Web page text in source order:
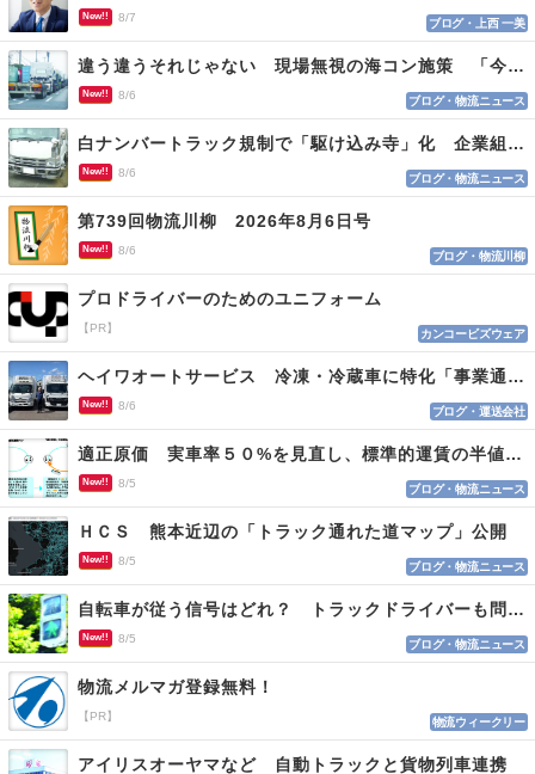
New!! 8/7 ブログ・上西 一美
違う違うそれじゃない 現場無視の海コン施策 「今でも平均２～３時間は待つ」
New!! 8/6 ブログ・物流ニュース
白ナンバートラック規制で「駆け込み寺」化 企業組合が入会基準を見直しへ
New!! 8/6 ブログ・物流ニュース
第739回物流川柳 2026年8月6日号
New!! 8/6 ブログ・物流川柳
プロドライバーのためのユニフォーム
【PR】 カンコービズウェア
ヘイワオートサービス 冷凍・冷蔵車に特化「事業通じ貢献目指す」
New!! 8/6 ブログ・運送会社
適正原価 実車率５０%を見直し、標準的運賃の半値の恐れも
New!! 8/5 ブログ・物流ニュース
ＨＣＳ 熊本近辺の「トラック通れた道マップ」公開
New!! 8/5 ブログ・物流ニュース
自転車が従う信号はどれ？ トラックドライバーも問われる認識
New!! 8/5 ブログ・物流ニュース
物流メルマガ登録無料！
【PR】 物流ウィークリー
アイリスオーヤマなど 自動トラックと貨物列車連携